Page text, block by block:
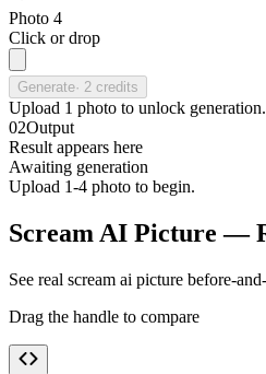
Photo 4
Click or drop
Generate· 2 credits
Upload 1 photo to unlock generation.
02Output
Result appears here
Awaiting generation
Upload 1-4 photo to begin.
Scream AI Picture —
See real scream ai picture before-
Drag the handle to compare